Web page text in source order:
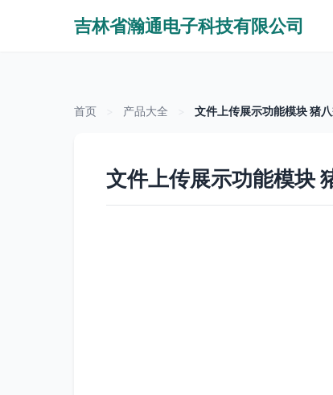
吉林省瀚通电子科技有限公司
首页 产品大全 文件上传展示功能模块 猪
文件上传展示功能模块